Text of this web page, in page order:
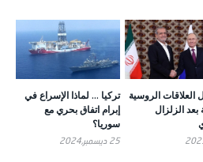
العلاقات الروسية
بعد الزلزال
تركيا … لماذا الإسراع في
إبرام اتفاق بحري مع
سوريا؟
25 ديسمبر,2024